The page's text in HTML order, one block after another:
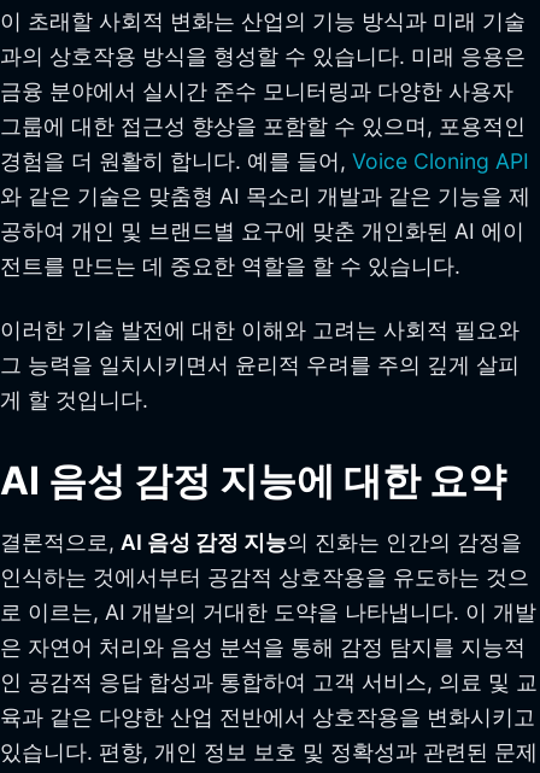
이 초래할 사회적 변화는 산업의 기능 방식과 미래 기술
과의 상호작용 방식을 형성할 수 있습니다. 미래 응용은
금융 분야에서 실시간 준수 모니터링과 다양한 사용자
그룹에 대한 접근성 향상을 포함할 수 있으며, 포용적인
경험을 더 원활히 합니다. 예를 들어, Voice Cloning API
와 같은 기술은 맞춤형 AI 목소리 개발과 같은 기능을 제
공하여 개인 및 브랜드별 요구에 맞춘 개인화된 AI 에이
전트를 만드는 데 중요한 역할을 할 수 있습니다.
이러한 기술 발전에 대한 이해와 고려는 사회적 필요와
그 능력을 일치시키면서 윤리적 우려를 주의 깊게 살피
게 할 것입니다.
AI 음성 감정 지능에 대한 요약
결론적으로, AI 음성 감정 지능의 진화는 인간의 감정을
인식하는 것에서부터 공감적 상호작용을 유도하는 것으
로 이르는, AI 개발의 거대한 도약을 나타냅니다. 이 개발
은 자연어 처리와 음성 분석을 통해 감정 탐지를 지능적
인 공감적 응답 합성과 통합하여 고객 서비스, 의료 및 교
육과 같은 다양한 산업 전반에서 상호작용을 변화시키고
있습니다. 편향, 개인 정보 보호 및 정확성과 관련된 문제